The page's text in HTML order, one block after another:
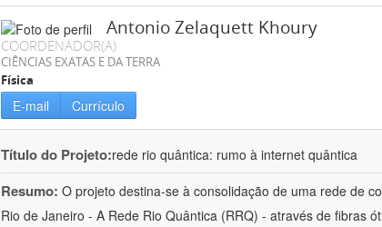
Antonio Zelaquett Khoury
COORDENADOR(A)
CIÊNCIAS EXATAS E DA TERRA
Física
E-mail Currículo
Título do Projeto:rede rio quântica: rumo à internet quântica
Resumo: O projeto destina-se à consolidação de uma rede de
Rio de Janeiro - A Rede Rio Quântica (RRQ) - através de fibras